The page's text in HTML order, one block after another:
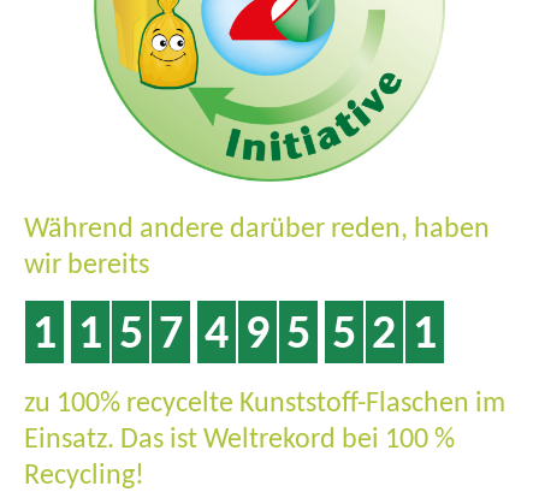
Während andere darüber reden, haben
wir bereits
1 1 5 7 4 9 5 5 2 6
zu 100% recycelte Kunststoff-Flaschen im
Einsatz. Das ist Weltrekord bei 100 %
Recycling!